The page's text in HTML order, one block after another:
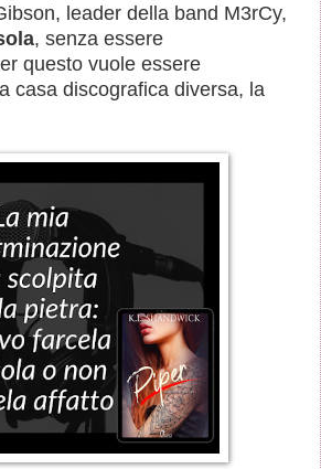
leader della band M3rCy,
, senza essere
questo vuole essere
casa discografica diversa, la